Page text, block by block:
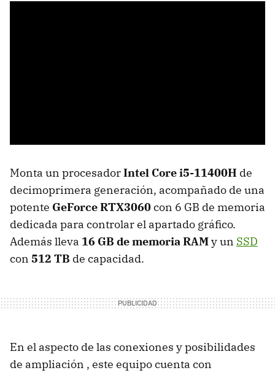
Monta un procesadorIntel Core i5-11400H de
decimoprimera generación, acompañado de una
potente GeForce RTX3060con 6 GB de memoria
dedicada para controlar el apartado gráfico.
Además lleva 16 GB de memoria RAMy un SSD
con 512 TB de capacidad.
En el aspecto de las conexiones y posibilidades
de ampliación , este equipo cuenta con